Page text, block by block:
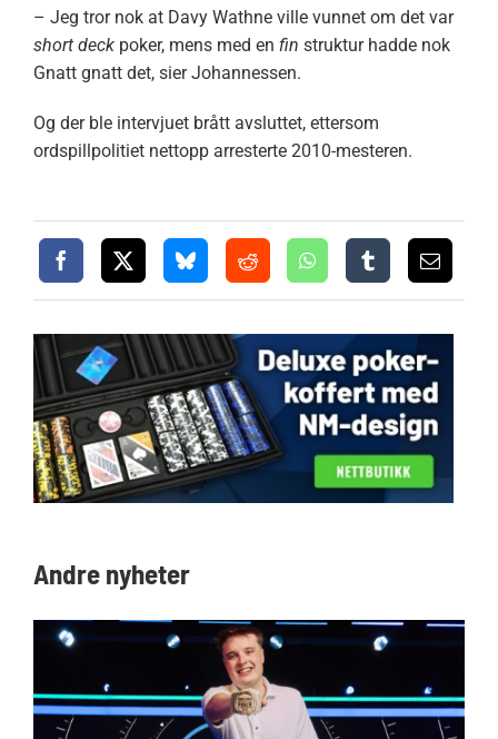
– Jeg tror nok at Davy Wathne ville vunnet om det var
short deckpoker, mens med en fin struktur hadde nok
Gnatt gnatt det, sier Johannessen.
Og der ble intervjuet brått avsluttet, ettersom
ordspillpolitiet nettopp arresterte 2010-mesteren.
Andre nyheter